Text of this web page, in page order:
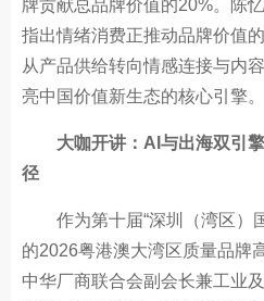
牌贡献总品牌价值的20%。陈
指出情绪消费正推动品牌价值
从产品供给转向情感连接与内
亮中国价值新生态的核心引擎。
大咖开讲：AI与出海双引
径
作为第十届“深圳（湾区）
的2026粤港澳大湾区质量品牌
中华厂商联合会副会长兼工业